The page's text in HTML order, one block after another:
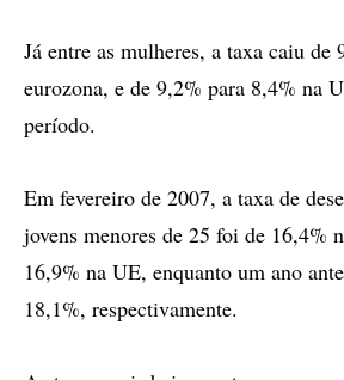
Já entre as mulheres, a taxa caiu de
eurozona, e de 9,2% para 8,4% na
período.
Em fevereiro de 2007, a taxa de
jovens menores de 25 foi de 16,4%
16,9% na UE, enquanto um ano
18,1%, respectivamente.